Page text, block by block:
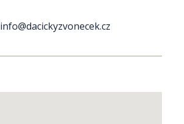
info@dacickyzvonecek.cz